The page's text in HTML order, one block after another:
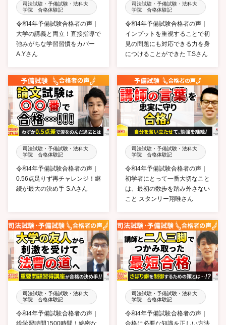
司法試験・予備試験・法科大
学院 合格体験記
令和4年予備試験合格者の声｜
大学の講義と両立！直接指導で
弛みがちな学習習慣をカバー
A.Yさん
司法試験・予備試験・法科大
学院 合格体験記
令和4年予備試験合格者の声｜
インプットを重視することで初
見の問題にも対応できる力を身
につけることができた T.Sさん
司法試験・予備試験・法科大
学院 合格体験記
令和4年予備試験合格者の声｜
0.56点足りず再チャレンジ！継
続が最大の決め手 S.Aさん
司法試験・予備試験・法科大
学院 合格体験記
令和4年予備試験合格者の声｜
初学者にとって一番大切なこと
は、最初の数歩を踏み外さない
こと スタンリー翔唯さん
司法試験・予備試験・法科大
学院 合格体験記
令和4年予備試験合格者の声｜
総学習時間1500時間！綿密な
司法試験・予備試験・法科大
学院 合格体験記
令和4年予備試験合格者の声｜
合格に必要な知識を正しい方法